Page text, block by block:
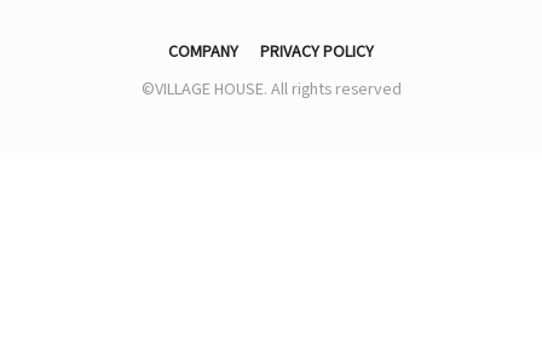
COMPANY
PRIVACY POLICY
©VILLAGE HOUSE. All rights reserved